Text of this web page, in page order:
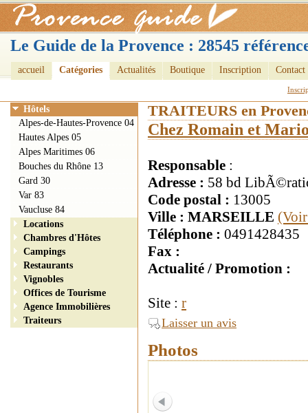
Le Guide de la Provence : 28545
accueil Catégories Actualités Boutique Inscription Contact
TRAITEURS en
Chez Romain et
Responsable :
Adresse : 58 bd
Code postal : 13005
Ville : MARSEILLE
Téléphone : 0491428435
Fax :
Actualité / Promotion :
Site : r
Laisser un avis
Photos
Hôtels
Alpes-de-Hautes-Provence 04
Hautes Alpes 05
Alpes Maritimes 06
Bouches du Rhône 13
Gard 30
Var 83
Vaucluse 84
Locations
Chambres d'Hôtes
Campings
Restaurants
Vignobles
Offices de Tourisme
Agence Immobilières
Traiteurs